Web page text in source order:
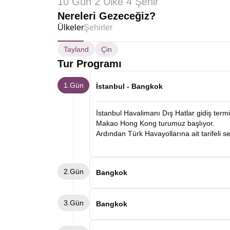
Nereleri Gezeceğiz?
ÜlkelerŞehirler
Tayland Çin
Tur Programı
1.Gün İstanbul - Bangkok
İstanbul Havalimanı Dış Hatlar gidiş
Makao Hong Kong turumuz başlıyor.
Ardından Türk Havayollarına ait tarifeli
2.Gün Bangkok
Bangkok gezisi yapıyoruz. Turumuzda
Phraya Nehri kıyısı panoramik olarak
3.Gün Bangkok